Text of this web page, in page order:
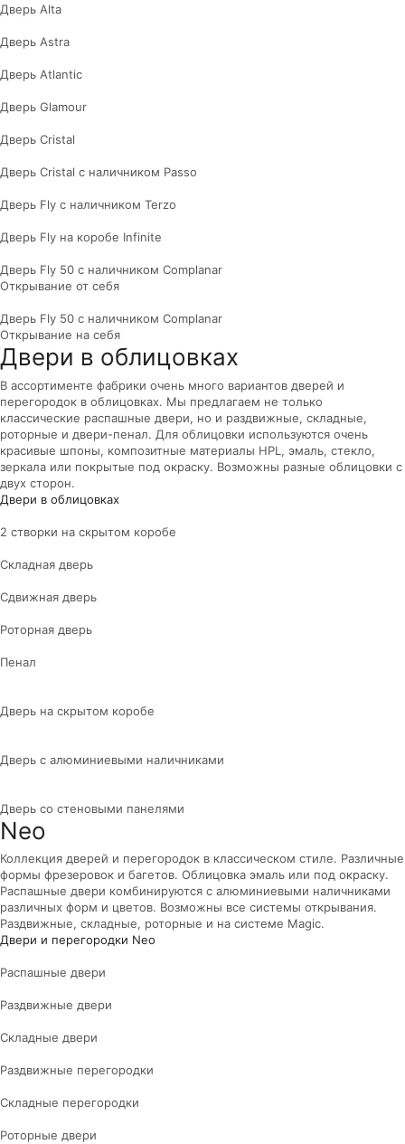
Дверь Alta
Дверь Astra
Дверь Atlantic
Дверь Glamour
Дверь Cristal
Дверь Cristal с наличником Passo
Дверь Fly с наличником Terzo
Дверь Fly на коробе Infinite
Дверь Fly 50 с наличником Complanar
Открывание от себя
Дверь Fly 50 с наличником Complanar
Открывание на себя
Двери в облицовках
В ассортименте фабрики очень много вариантов дверей и
перегородок в облицовках. Мы предлагаем не только
классические распашные двери, но и раздвижные, складные,
роторные и двери-пенал. Для облицовки используются очень
красивые шпоны, композитные материалы HPL, эмаль, стекло,
зеркала или покрытые под окраску. Возможны разные облицовки с
двух сторон.
Двери в облицовках
2 створки на скрытом коробе
Складная дверь
Сдвижная дверь
Роторная дверь
Пенал
Дверь на скрытом коробе
Дверь с алюминиевыми наличниками
Дверь со стеновыми панелями
Neo
Коллекция дверей и перегородок в классическом стиле. Различные
формы фрезеровок и багетов. Облицовка эмаль или под окраску.
Распашные двери комбинируются с алюминиевыми наличниками
различных форм и цветов. Возможны все системы открывания.
Раздвижные, складные, роторные и на системе Magic.
Двери и перегородки Neo
Распашные двери
Раздвижные двери
Складные двери
Раздвижные перегородки
Складные перегородки
Роторные двери